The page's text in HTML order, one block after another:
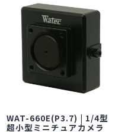
WAT-660E(P3.7) | 1/4型
超小型ミニチュアカメラ